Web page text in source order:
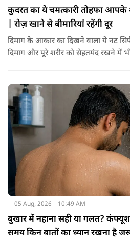
कुदरत का ये चमत्कारी तोहफा आपके
| रोज़ खाने से बीमारियां रहेंगी दूर
दिमाग के आकार का दिखने वाला ये नट
दिमाग और पूरे शरीर को सेहतमंद रखने में
मिनरल्स जो सेहत के लिए वरदान साबित
हैं कि अखरोट खाना सेहत के लिए क्यों है
05 Aug, 2026 10:49 AM
बुखार में नहाना सही या गलत?
समय किन बातों का ध्यान रखना है